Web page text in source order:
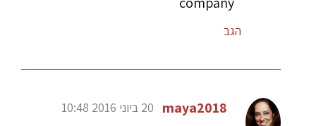
הגב
maya2018 20 ביוני 2016 10:48